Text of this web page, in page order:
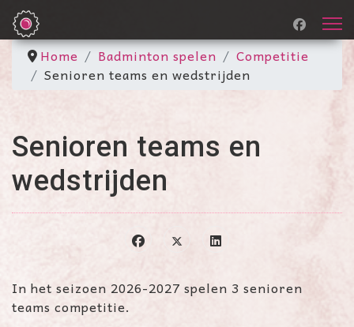
Home Badminton spelen
Competitie
Senioren teams en wedstrijden
Senioren teams en
wedstrijden
In het seizoen 2026-2027 spelen 3 senioren
teams competitie.